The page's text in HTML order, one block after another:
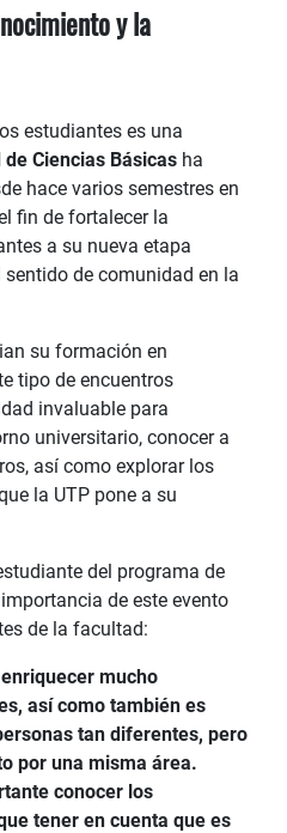
y la
estudiantes es una
de Ciencias Básicas ha
hace varios semestres en
fin de fortalecer la
a su nueva etapa
de comunidad en la
su formación en
tipo de encuentros
invaluable para
universitario, conocer a
así como explorar los
la UTP pone a su
del programa de
de este evento
de la facultad:
mucho
así como también es
tan diferentes, pero
por una misma área.
conocer los
tener en cuenta que es